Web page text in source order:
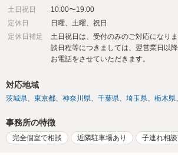
土日祝日
10:00〜19:00
定休日
日曜、土曜、祝日
定休日補足
土日祝日は、受付のみのご対応になり
談日程等につきましては、翌営業日以
お電話をさせていただきます。
対応地域
茨城県 東京都 神奈川県 千葉県 埼玉県 栃木県
事務所の特徴
完全個室で相談 近隣駐車場あり 子連れ相